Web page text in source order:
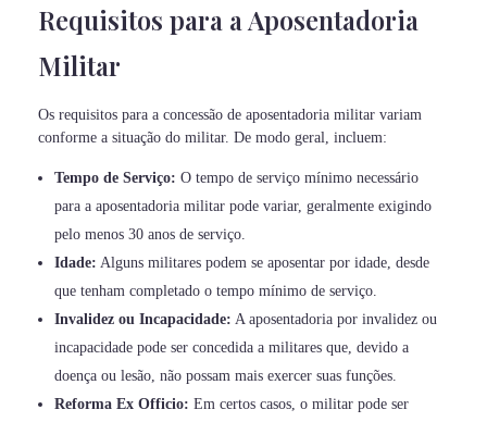
Requisitos para a Aposentadoria
Militar
Os requisitos para a concessão de aposentadoria militar variam
conforme a situação do militar. De modo geral, incluem:
Tempo de Serviço: O tempo de serviço mínimo necessário
para a aposentadoria militar pode variar, geralmente exigindo
pelo menos 30 anos de serviço.
Idade: Alguns militares podem se aposentar por idade, desde
que tenham completado o tempo mínimo de serviço.
Invalidez ou Incapacidade: A aposentadoria por invalidez ou
incapacidade pode ser concedida a militares que, devido a
doença ou lesão, não possam mais exercer suas funções.
Reforma Ex Officio: Em certos casos, o militar pode ser